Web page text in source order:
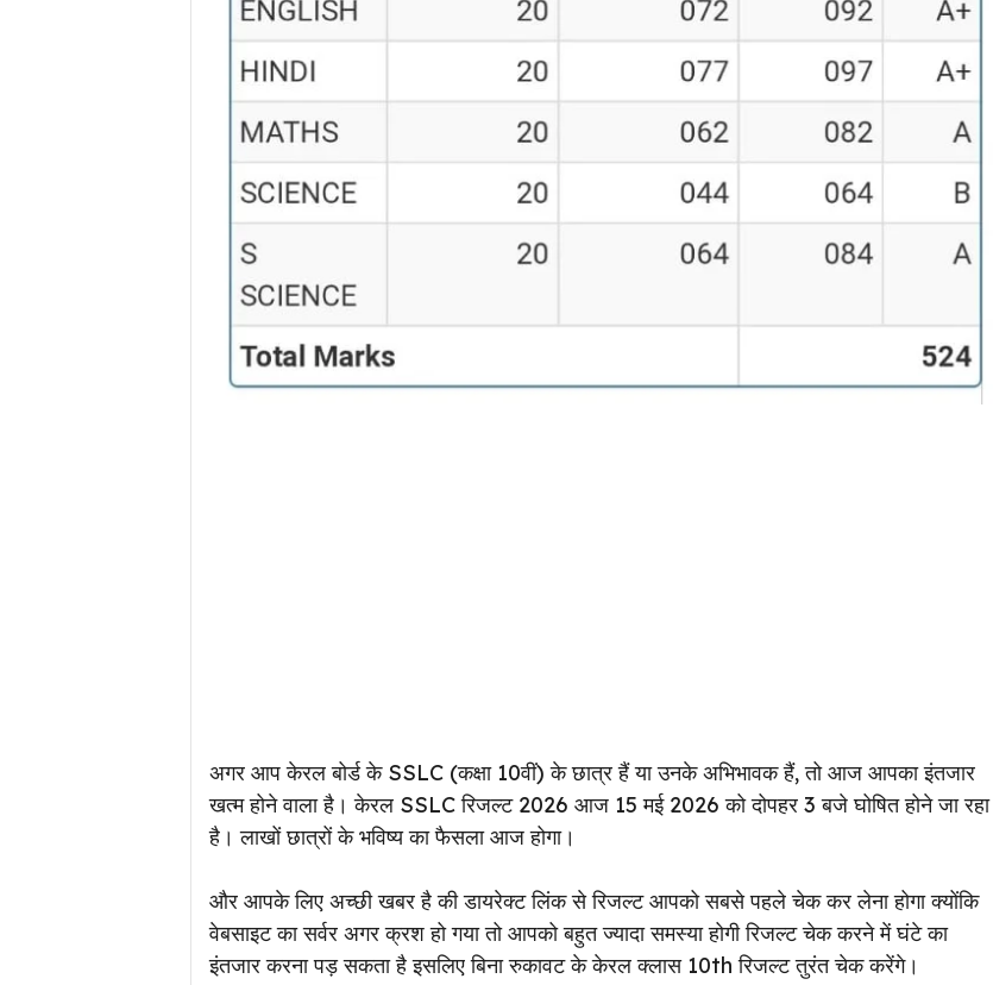
अगर आप केरल बोर्ड के SSLC (कक्षा 10वीं) के छात्र हैं या उनके अभिभावक हैं, तो आज आपका इंतजार
खत्म होने वाला है। केरल SSLC रिजल्ट 2026 आज 15 मई 2026 को दोपहर 3 बजे घोषित होने जा रहा
है। लाखों छात्रों के भविष्य का फैसला आज होगा।
और आपके लिए अच्छी खबर है की डायरेक्ट लिंक से रिजल्ट आपको सबसे पहले चेक कर लेना होगा क्योंकि
वेबसाइट का सर्वर अगर क्रश हो गया तो आपको बहुत ज्यादा समस्या होगी रिजल्ट चेक करने में घंटे का
इंतजार करना पड़ सकता है इसलिए बिना रुकावट के केरल क्लास 10th रिजल्ट तुरंत चेक करेंगे।